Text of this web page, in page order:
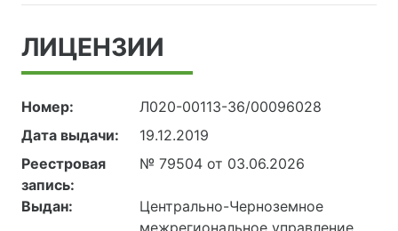
ЛИЦЕНЗИИ
Номер:
Л020-00113-36/00096028
Дата выдачи:
19.12.2019
Реестровая
запись:
№ 79504 от 03.06.2026
Выдан:
Центрально-Черноземное
межрегиональное управление